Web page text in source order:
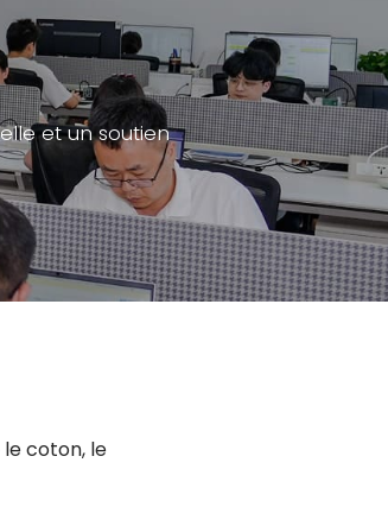
et un soutien
le coton, le